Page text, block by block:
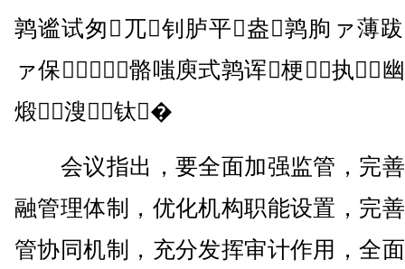
鹑谧试匆兀钊胪平盎鹑朐ァ薄
ァ保骼嗤庾式鹑诨梗执
煅⑹溲⒒钛�
会议指出，要全面加强监管，完
融管理体制，优化机构职能设置，完
管协同机制，充分发挥审计作用，全